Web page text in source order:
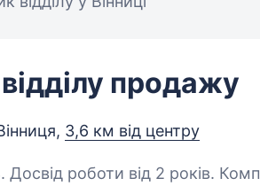
продажу
3,6 км від центру
від 2 років. Компанія ProSteril Хто ми?